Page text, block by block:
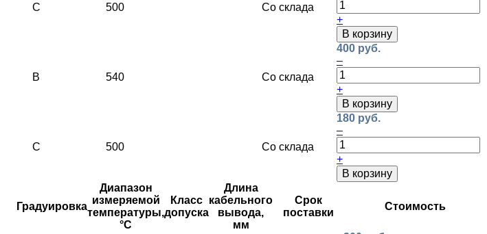
C 500 Со склада
+
В корзину
B 540 Со склада
400 руб.
–
+
В корзину
C 500 Со склада
180 руб.
–
+
В корзину
Градуировка
Диапазон
измеряемой
температуры,
°С
Класс
допуска
Длина
кабельного
вывода,
мм
Срок
поставки
Стоимость